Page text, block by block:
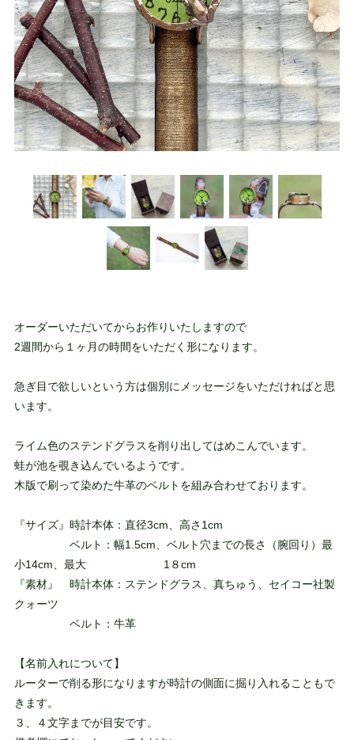
オーダーいただいてからお作りいたしますので
2週間から１ヶ月の時間をいただく形になります。
急ぎ目で欲しいという方は個別にメッセージをいただければと思
います。
ライム色のステンドグラスを削り出してはめこんでいます。
蛙が池を覗き込んでいるようです。
木版で刷って染めた牛革のベルトを組み合わせております。
『サイズ』時計本体：直径3cm、高さ1cm
ベルト：幅1.5cm、ベルト穴までの長さ（腕回り）最
小14cm、最大 1８cm
『素材』 時計本体：ステンドグラス、真ちゅう、セイコー社製
クォーツ
ベルト：牛革
【名前入れについて】
ルーターで削る形になりますが時計の側面に掘り入れることもで
きます。
３、４文字までが目安です。